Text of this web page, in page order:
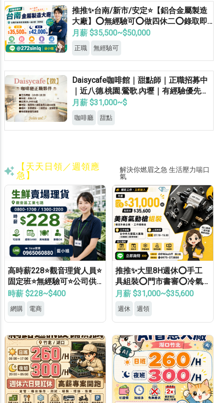
推推✨台南/新市/安定⭐【鋁合金屬製造
大廠】⭕無經驗可⭕做四休二⭕錄取即
正職
月薪 $35,500~$50,000
正職 無經驗可
Daisycafe咖啡館｜甜點師｜正職招募中
｜近八德.桃園.鶯歌.內壢｜有經驗優先錄
取
月薪 $31,000~$
咖啡廳 甜點
【天天日領／週領應
急】
解決你燃眉之急 生活壓力喘口
氣
高時薪228⭐觀音理貨人員⭐
固定班⭐無經驗可⭐公司供
餐⭐錄取率高
時薪 $228~$400
網購 電商
推推✨大里8H週休⭕手工
具組裝⭕門市書審⭕冷氣
廠⭕可週領⭕見紅休✅
月薪 $31,000~$35,600
週休 週領